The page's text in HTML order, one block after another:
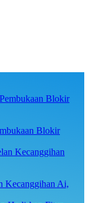
Blokir
Kecanggihan Ai,